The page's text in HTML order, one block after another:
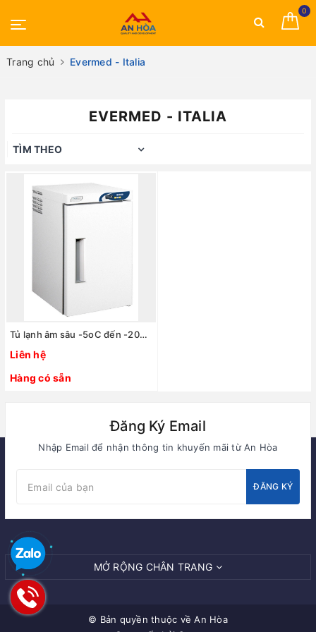
0
Trang chủ Evermed - Italia
EVERMED - ITALIA
TÌM THEO
Tủ lạnh âm sâu -5oC đến -20oC 130 Lít, Model:LF 130W, Evermed/Ý
Liên hệ
Hàng có sẵn
Đăng Ký Email
Nhập Email để nhận thông tin khuyến mãi từ An Hòa
ĐĂNG KÝ
MỞ RỘNG CHÂN TRANG
© Bản quyền thuộc vềAn Hòa